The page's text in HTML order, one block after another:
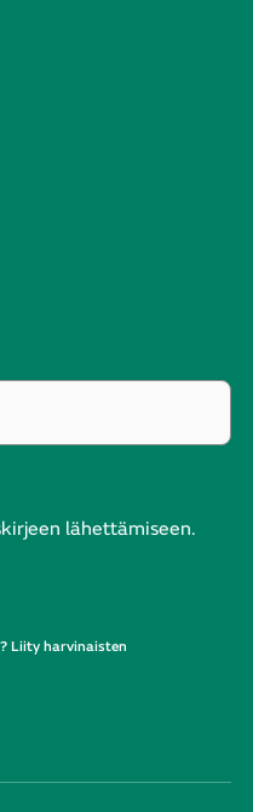
lähettämiseen.
Liity harvinaisten